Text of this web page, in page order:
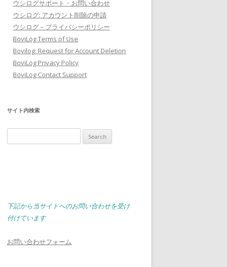
ウシログサポート・お問い合わせ
ウシログ: アカウント削除の申請
ウシログ – プライバシーポリシー
BoviLog Terms of Use
Bovilog: Request for Account Deletion
BoviLog Privacy Policy
BoviLog Contact Support
サイト内検索
for:
下記から当サイトへのお問い合わせを受け
付けています
お問い合わせフォーム